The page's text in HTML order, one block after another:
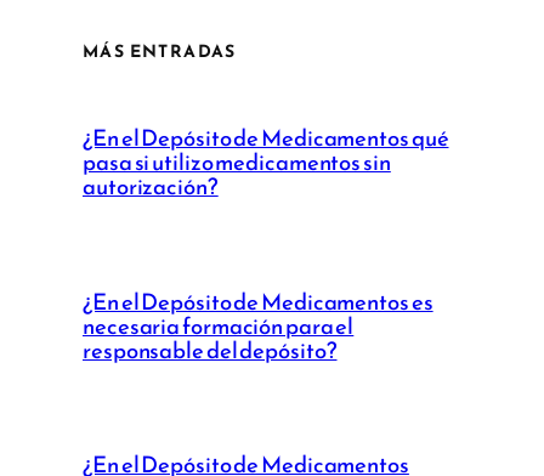
MÁS ENTRADAS
¿En el Depósito de Medicamentos qué
pasa si utilizo medicamentos sin
autorización?
¿En el Depósito de Medicamentos es
necesaria formación para el
responsable del depósito?
¿En el Depósito de Medicamentos